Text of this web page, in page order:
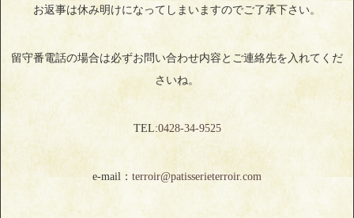
お返事は休み明けになってしまいますのでご了承下さい。
留守番電話の場合は必ずお問い合わせ内容とご連絡先を入れてくだ
さいね。
TEL:0428‐34‐9525
e-mail： terroir@patisserieterroir.com